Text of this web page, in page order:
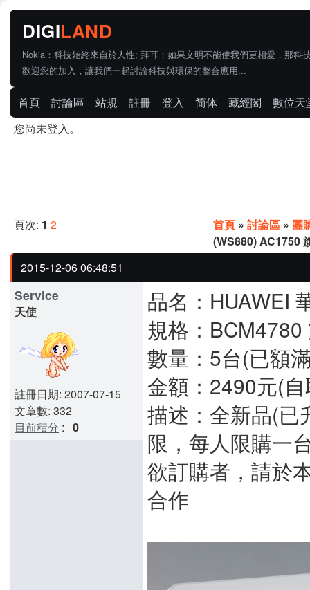
Nokia：科技始終來自於人性; 拜耳：如果文明不能使我們更相愛，那科
歡迎您的加入，讓我們一起討論科技與環保的整合應用...
首頁 討論區 站規 註冊 登入 简体 藏經閣
數位天
您尚未登入。
頁次: 1 2 首頁 » 討論區 » 團
(WS880) AC1750
2015-12-06 06:48:51
Service
天使
註冊日期: 2007-07-15
文章數: 332
目前積分 : 0
品名：HUAWEI
規格：BCM4780
數量：5台(已額
金額：2490元(
描述：全新品(已
限，每人限購一
欲訂購者，請於
合作